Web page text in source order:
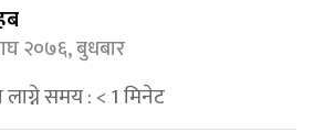
२०७६, बुधबार
समय :< 1मिनेट